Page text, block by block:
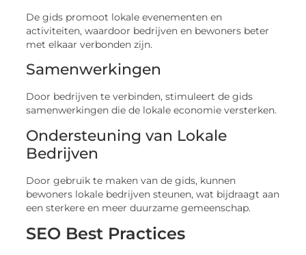
De gids promoot lokale evenementen en
activiteiten, waardoor bedrijven en bewoners beter
met elkaar verbonden zijn.
Samenwerkingen
Door bedrijven te verbinden, stimuleert de gids
samenwerkingen die de lokale economie versterken.
Ondersteuning van Lokale
Bedrijven
Door gebruik te maken van de gids, kunnen
bewoners lokale bedrijven steunen, wat bijdraagt aan
een sterkere en meer duurzame gemeenschap.
SEO Best Practices